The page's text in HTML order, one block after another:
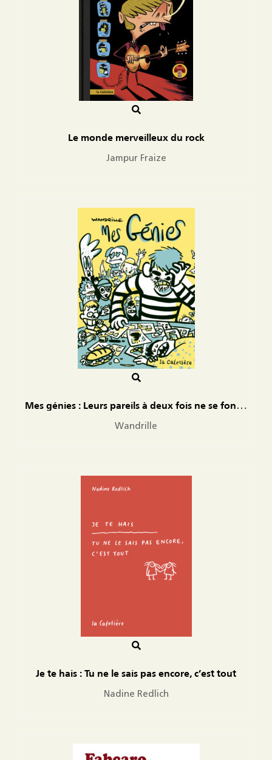
Le monde merveilleux du rock
Jampur Fraize
Mes génies : Leurs pareils à deux fois ne se font pas connaître
Wandrille
Je te hais : Tu ne le sais pas encore, c’est tout
Nadine Redlich